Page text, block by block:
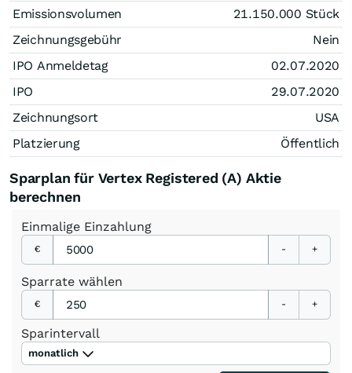
Emissionsvolumen
21.150.000 Stück
Zeichnungsgebühr
Nein
IPO Anmeldetag
02.07.2020
IPO
29.07.2020
Zeichnungsort
USA
Platzierung
Öffentlich
Sparplan für Vertex Registered (A) Aktie
berechnen
Einmalige Einzahlung
€ - +
Sparrate wählen
€ - +
Sparintervall
monatlich